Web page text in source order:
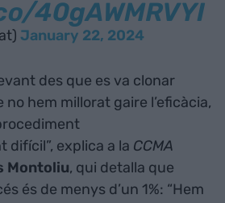
40gAWMRVYI
January 22, 2024
des que es va clonar
no hem millorat gaire l’eficàcia,
explica a la CCMA
Montoliu, qui detalla que
és de menys d’un 1%: “Hem